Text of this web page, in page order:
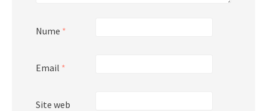
Nume *
Email *
Site web